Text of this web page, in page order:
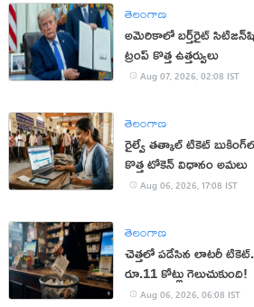
తెలంగాణ
అమెరికాలో బర్త్‌రైట్
ట్రంప్ కొత్త ఉత్తర్వులు
Aug 07, 2026, 02:08 IST
తెలంగాణ
రైల్వే తత్కాల్ టికెట్
కొత్త టోకెన్ విధానం అమలు
Aug 06, 2026, 17:08 IST
తెలంగాణ
చెత్తలో పడేసిన లాటరీ
రూ.11 కోట్లు గెలుచుకుంది!
Aug 06, 2026, 06:08 IST